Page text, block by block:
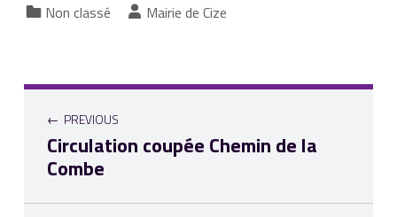
Non classé Mairie de Cize
PREVIOUS
Circulation coupée Chemin de la
Combe